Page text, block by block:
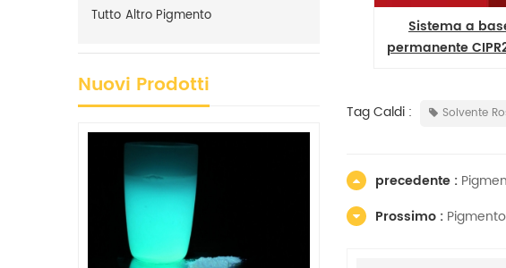
Pigmento rosso brillante
CIPR268 268 Produttore
Sistema a
permanente
Tag Caldi : Solvente
precedente :
Prossimo :
Tutto Altro Pigmento
Nuovi Prodotti